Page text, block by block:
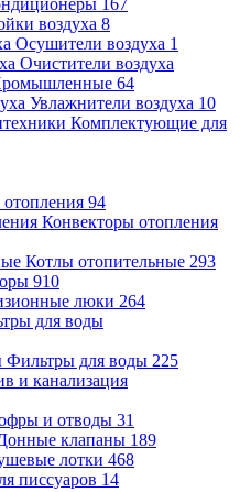
167
воздуха 8
Осушители воздуха 1
Очистители воздуха
64
Увлажнители воздуха 10
Комплектующие для
94
Конвекторы отопления
Котлы отопительные 293
910
люки 264
для воды
Фильтры для воды 225
и канализация
и отводы 31
клапаны 189
лотки 468
писсуаров 14